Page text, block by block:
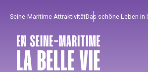
principal
Seine-Maritime AttraktivitätDas schöne Leben in